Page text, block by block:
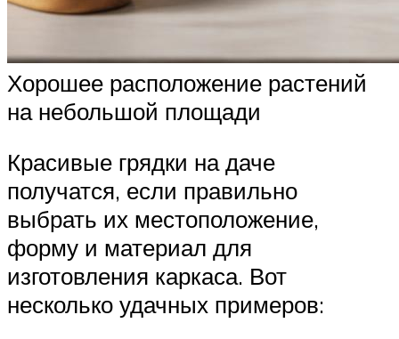
Хорошее расположение растений
на небольшой площади
Красивые грядки на даче
получатся, если правильно
выбрать их местоположение,
форму и материал для
изготовления каркаса. Вот
несколько удачных примеров: